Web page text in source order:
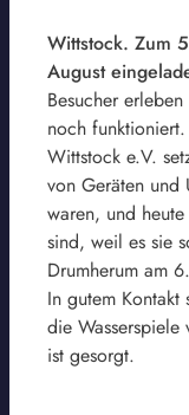
Wittstock. Zum
August
Besucher
noch
Wittstock e.V.
von Geräten und
waren, und
sind, weil es sie
Drumherum am
In gutem Kontakt
die Wasserspiele
ist gesorgt.